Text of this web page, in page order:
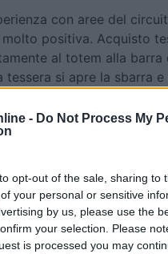
- Do Not Process My
opt-out of the sale, sharing to
your personal or sensitive
by us, please use the
your selection. Please
is processed you may
con aree del
molto positiva. Acquisto
al totem alla barra
tessera si apre la sbarra
tutte in
e raccomandata per
Caratteristiche Gestione